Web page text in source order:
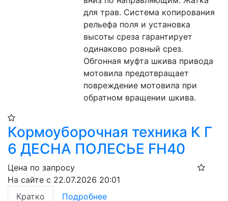
для трав. Система копирования
рельефа поля и установка
высоты среза гарантирует
одинаково ровный срез.
Обгонная муфта шкива привода
мотовила предотвращает
повреждение мотовила при
обратном вращении шкива.
Кормоуборочная техника К Г
6 ДЕСНА ПОЛЕСЬЕ FH40
Цена по запросу
На сайте с 22.07.2026 20:01
Кратко
Подробнее